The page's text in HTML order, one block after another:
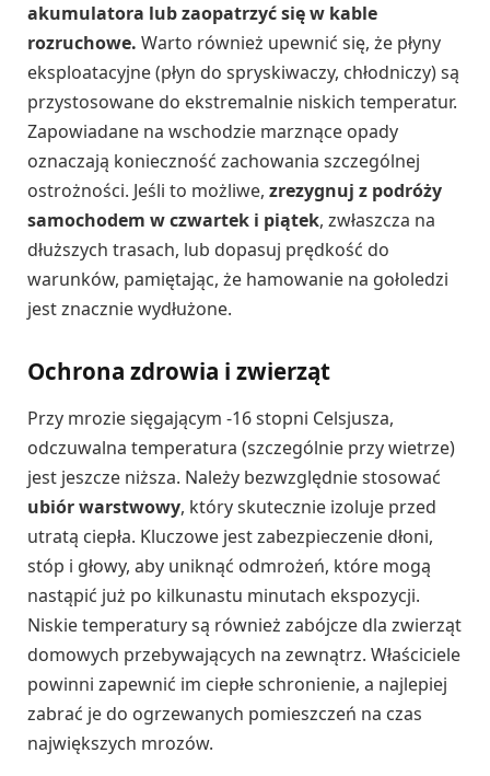
akumulatora lub zaopatrzyć się w kable
rozruchowe. Warto również upewnić się, że płyny
eksploatacyjne (płyn do spryskiwaczy, chłodniczy) są
przystosowane do ekstremalnie niskich temperatur.
Zapowiadane na wschodzie marznące opady
oznaczają konieczność zachowania szczególnej
ostrożności. Jeśli to możliwe, zrezygnuj z podróży
samochodem w czwartek i piątek, zwłaszcza na
dłuższych trasach, lub dopasuj prędkość do
warunków, pamiętając, że hamowanie na gołoledzi
jest znacznie wydłużone.
Ochrona zdrowia i zwierząt
Przy mrozie sięgającym -16 stopni Celsjusza,
odczuwalna temperatura (szczególnie przy wietrze)
jest jeszcze niższa. Należy bezwzględnie stosować
ubiór warstwowy, który skutecznie izoluje przed
utratą ciepła. Kluczowe jest zabezpieczenie dłoni,
stóp i głowy, aby uniknąć odmrożeń, które mogą
nastąpić już po kilkunastu minutach ekspozycji.
Niskie temperatury są również zabójcze dla zwierząt
domowych przebywających na zewnątrz. Właściciele
powinni zapewnić im ciepłe schronienie, a najlepiej
zabrać je do ogrzewanych pomieszczeń na czas
największych mrozów.